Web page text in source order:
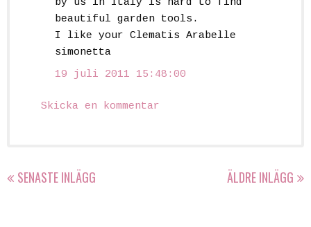
by us in Italy is hard to find
beautiful garden tools.
I like your Clematis Arabelle
simonetta
19 juli 2011 15:48:00
Skicka en kommentar
SENASTE INLÄGG ÄLDRE INLÄGG